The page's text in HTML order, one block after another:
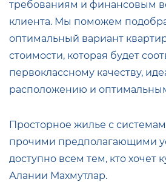
требованиям и финансовым
клиента. Мы поможем
оптимальный вариант
стоимости, которая будет
первоклассному качеству,
расположению и
Просторное жилье с
прочими предполагающими
доступно всем тем, кто хочет
Алании Махмутлар.